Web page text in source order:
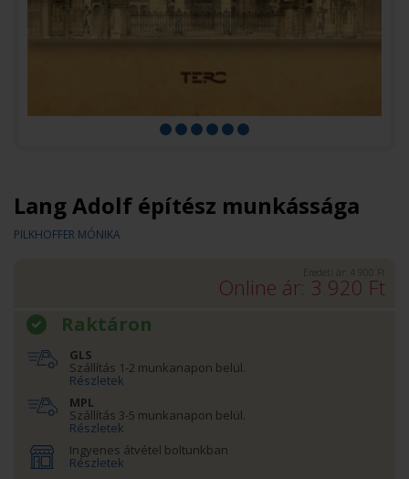
Lang Adolf építész munkássága
PILKHOFFER MÓNIKA
Eredeti ár: 4 900 Ft
Online ár: 3 920 Ft
Raktáron
GLS
Szállítás 1-2 munkanapon belül.
Részletek
MPL
Szállítás 3-5 munkanapon belül.
Részletek
Ingyenes átvétel boltunkban
Részletek